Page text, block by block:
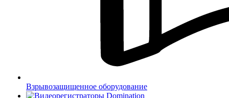
Взрывозащищенное оборудование